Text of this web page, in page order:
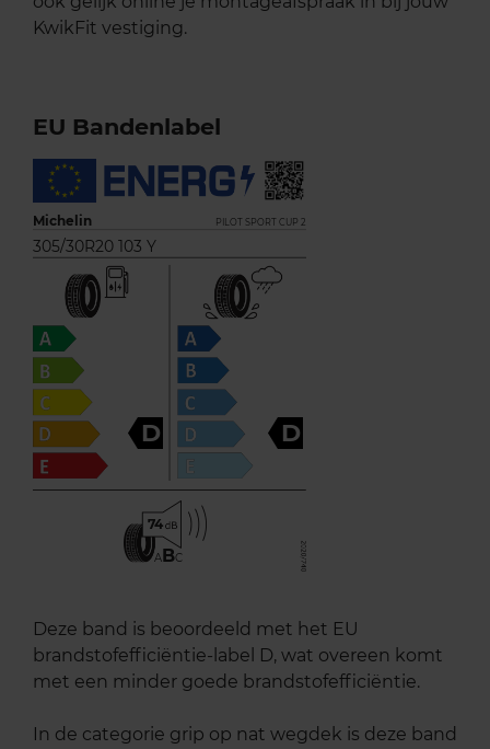
KwikFit vestiging.
EU Bandenlabel
Michelin PILOT SPORT CUP 2
305/30R20 103 Y
D D
74
ABC
Deze band is beoordeeld met het EU
brandstofefficiëntie-label D, wat overeen komt
met een minder goede brandstofefficiëntie.
In de categorie grip op nat wegdek is deze band